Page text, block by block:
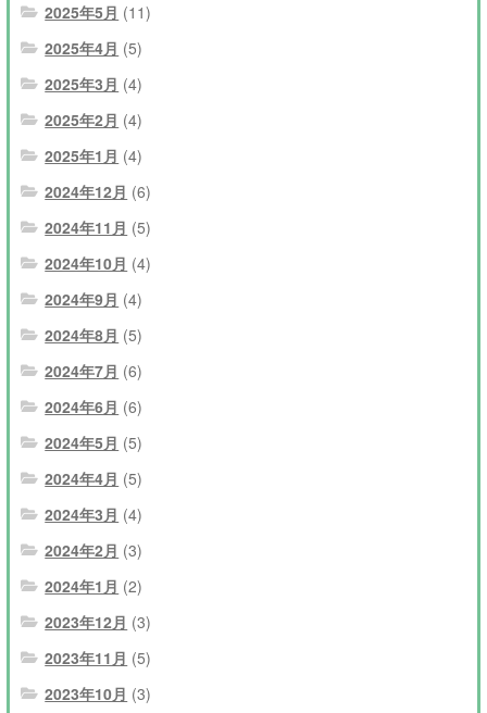
2025年5月 (11)
2025年4月 (5)
2025年3月 (4)
2025年2月 (4)
2025年1月 (4)
2024年12月 (6)
2024年11月 (5)
2024年10月 (4)
2024年9月 (4)
2024年8月 (5)
2024年7月 (6)
2024年6月 (6)
2024年5月 (5)
2024年4月 (5)
2024年3月 (4)
2024年2月 (3)
2024年1月 (2)
2023年12月 (3)
2023年11月 (5)
2023年10月 (3)